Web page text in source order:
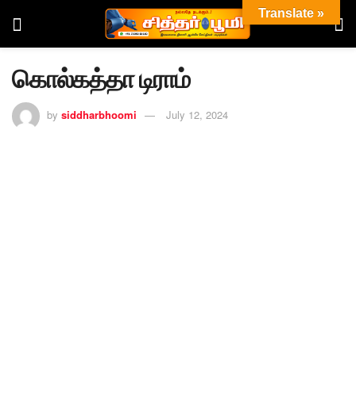
கொல்கத்தா டிராம்
by siddharbhoomi July 12, 2024
Translate »